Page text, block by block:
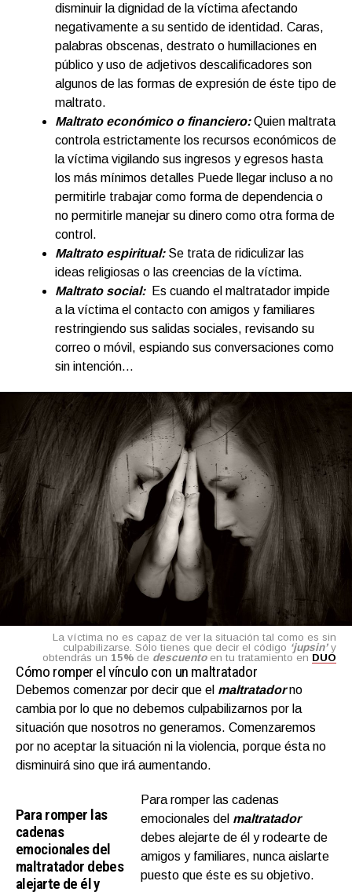
disminuir la dignidad de la víctima afectando
negativamente a su sentido de identidad. Caras,
palabras obscenas, destrato o humillaciones en
público y uso de adjetivos descalificadores son
algunos de las formas de expresión de éste tipo de
maltrato.
Maltrato económico o financiero:Quien maltrata
controla estrictamente los recursos económicos de
la víctima vigilando sus ingresos y egresos hasta
los más mínimos detalles Puede llegar incluso a no
permitirle trabajar como forma de dependencia o
no permitirle manejar su dinero como otra forma de
control.
Maltrato espiritual: Se trata de ridiculizar las
ideas religiosas o las creencias de la víctima.
Maltrato social: Es cuando el maltratador impide
a la víctima el contacto con amigos y familiares
restringiendo sus salidas sociales, revisando su
correo o móvil, espiando sus conversaciones como
sin intención…
La víctima no es capaz de ver la situación tal como es sin
culpabilizarse. Sólo tienes que decir el código ‘jupsin’y
obtendrás un 15% de descuentoen tu tratamiento en DUO
Cómo romper el vínculo con un maltratador
Debemos comenzar por decir que el maltratadorno
cambia por lo que no debemos culpabilizarnos por la
situación que nosotros no generamos. Comenzaremos
por no aceptar la situación ni la violencia, porque ésta no
disminuirá sino que irá aumentando.
Para romper las
cadenas
emocionales del
maltratador debes
alejarte de él y
Para romper las cadenas
emocionales del maltratador
debes alejarte de él y rodearte de
amigos y familiares, nunca aislarte
puesto que éste es su objetivo.